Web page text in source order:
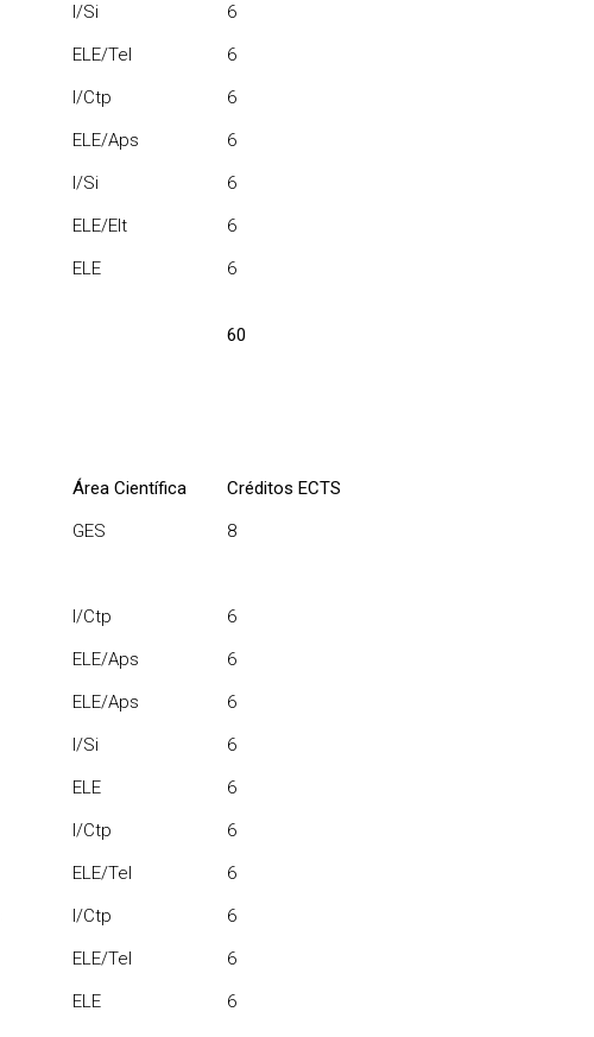
I/Si 6
ELE/Tel 6
I/Ctp 6
ELE/Aps 6
I/Si 6
ELE/Elt 6
ELE 6
60
Área Científica
Créditos ECTS
GES
8
I/Ctp 6
ELE/Aps 6
ELE/Aps 6
I/Si 6
ELE 6
I/Ctp 6
ELE/Tel 6
I/Ctp 6
ELE/Tel 6
ELE 6